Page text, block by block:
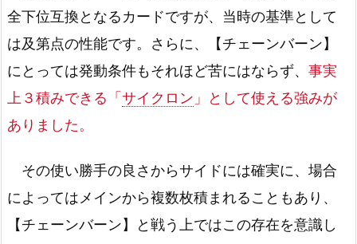
全下位互換となるカードですが、当時の基準として
は及第点の性能です。さらに、【チェーンバーン】
にとっては発動条件もそれほど苦にはならず、 事実
上３積みできる「 サイクロン 」として使える強みが
ありました。
その使い勝手の良さからサイドには確実に、場合
によってはメインから複数枚積まれることもあり、
【チェーンバーン】と戦う上ではこの存在を意識し